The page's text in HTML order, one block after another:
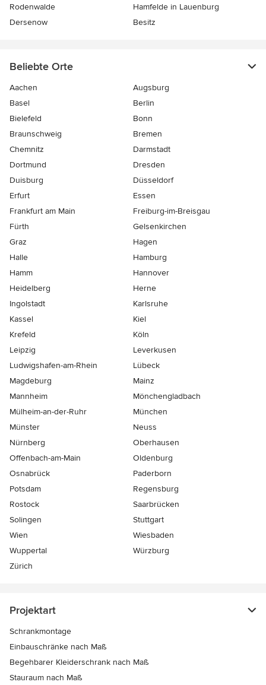
Rodenwalde
Hamfelde in Lauenburg
Dersenow
Besitz
Beliebte Orte
Aachen
Augsburg
Basel
Berlin
Bielefeld
Bonn
Braunschweig
Bremen
Chemnitz
Darmstadt
Dortmund
Dresden
Duisburg
Düsseldorf
Erfurt
Essen
Frankfurt am Main
Freiburg-im-Breisgau
Fürth
Gelsenkirchen
Graz
Hagen
Halle
Hamburg
Hamm
Hannover
Heidelberg
Herne
Ingolstadt
Karlsruhe
Kassel
Kiel
Krefeld
Köln
Leipzig
Leverkusen
Ludwigshafen-am-Rhein
Lübeck
Magdeburg
Mainz
Mannheim
Mönchen­gladbach
Mülheim-an-der-Ruhr
München
Münster
Neuss
Nürnberg
Oberhausen
Offenbach-am-Main
Oldenburg
Osnabrück
Paderborn
Potsdam
Regensburg
Rostock
Saarbrücken
Solingen
Stuttgart
Wien
Wiesbaden
Wuppertal
Würzburg
Zürich
Projektart
Schrankmontage
Einbauschränke nach Maß
Begehbarer Kleiderschrank nach Maß
Stauraum nach Maß